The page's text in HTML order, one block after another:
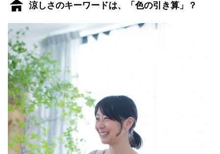
涼しさのキーワードは、「色の引き算」？